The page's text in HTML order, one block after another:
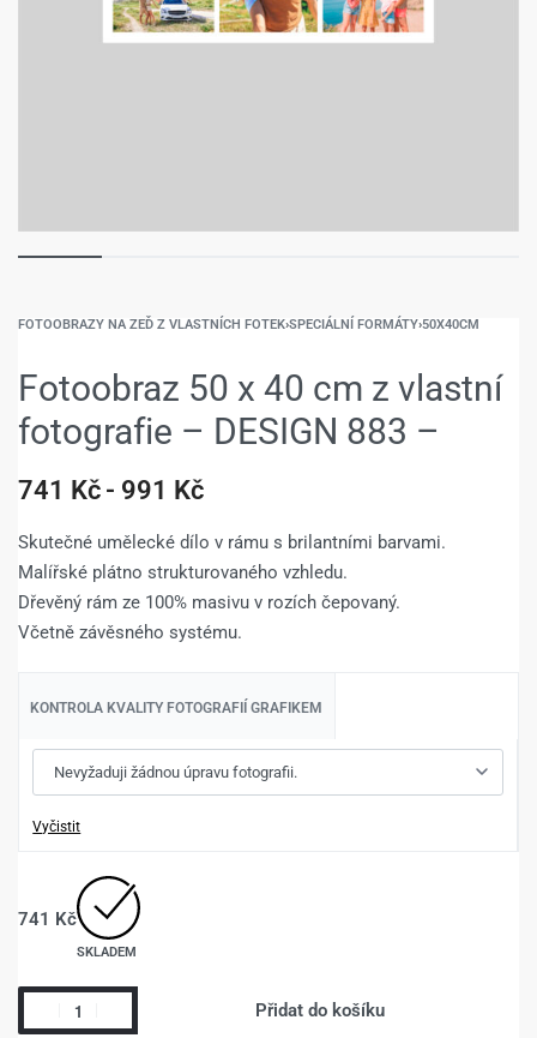
FOTOOBRAZY NA ZEĎ Z VLASTNÍCH FOTEK›SPECIÁLNÍ FORMÁTY›50X40CM
Fotoobraz 50 x 40 cm z vlastní
fotografie – DESIGN 883 –
741 Kč 991 Kč
Skutečné umělecké dílo v rámu s brilantními barvami.
Malířské plátno strukturovaného vzhledu.
Dřevěný rám ze 100% masivu v rozích čepovaný.
Včetně závěsného systému.
KONTROLA KVALITY FOTOGRAFIÍ GRAFIKEM
Vyčistit
741 Kč
SKLADEM
Přidat do košíku